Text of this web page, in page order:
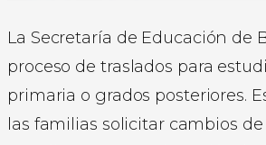
La Secretaría de Educación
proceso de traslados para
primaria o grados posteriores.
las familias solicitar cambios